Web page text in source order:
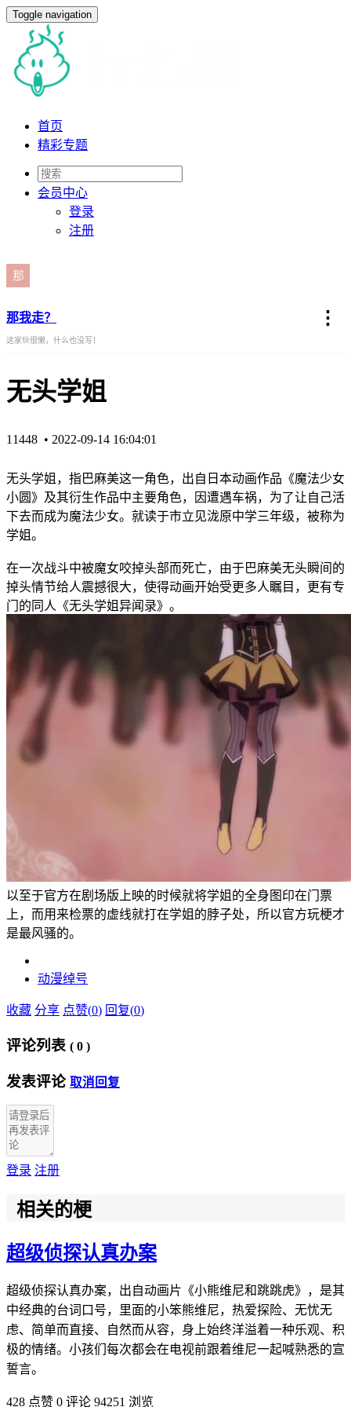
Toggle navigation
首页
精彩专题
会员中心
登录
注册
那我走？ ⋮
这家伙很懒，什么也没写！
无头学姐
11448 • 2022-09-14 16:04:01
无头学姐，指巴麻美这一角色，出自日本动画作品《魔法少女
小圆》及其衍生作品中主要角色，因遭遇车祸，为了让自己活
下去而成为魔法少女。就读于市立见泷原中学三年级，被称为
学姐。
在一次战斗中被魔女咬掉头部而死亡，由于巴麻美无头瞬间的
掉头情节给人震撼很大，使得动画开始受更多人瞩目，更有专
门的同人《无头学姐异闻录》。
以至于官方在剧场版上映的时候就将学姐的全身图印在门票
上，而用来检票的虚线就打在学姐的脖子处，所以官方玩梗才
是最风骚的。
动漫绰号
收藏 分享 点赞(0) 回复(0)
评论列表 ( 0 )
发表评论 取消回复
登录 注册
相关的梗
超级侦探认真办案
超级侦探认真办案，出自动画片《小熊维尼和跳跳虎》，是其
中经典的台词口号，里面的小笨熊维尼，热爱探险、无忧无
虑、简单而直接、自然而从容，身上始终洋溢着一种乐观、积
极的情绪。小孩们每次都会在电视前跟着维尼一起喊熟悉的宣
誓言。
428 点赞 0 评论 94251 浏览